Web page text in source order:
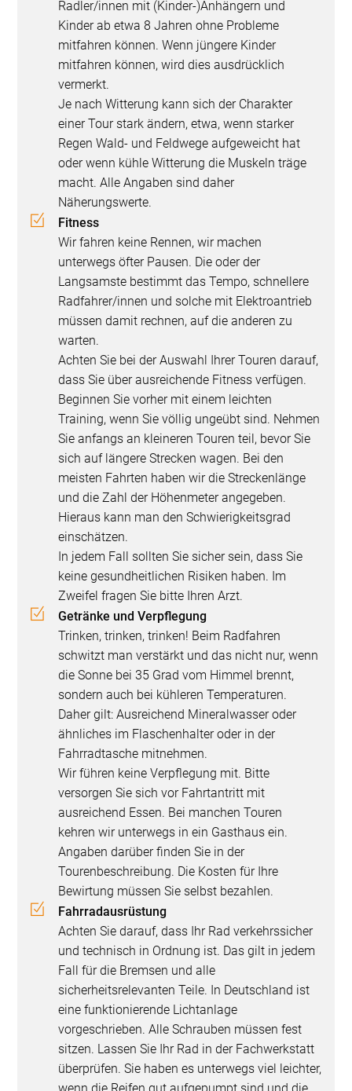
Radler/innen mit (Kinder-)Anhängern und
Kinder ab etwa 8 Jahren ohne Probleme
mitfahren können. Wenn jüngere Kinder
mitfahren können, wird dies ausdrücklich
vermerkt.
Je nach Witterung kann sich der Charakter
einer Tour stark ändern, etwa, wenn starker
Regen Wald- und Feldwege aufgeweicht hat
oder wenn kühle Witterung die Muskeln träge
macht. Alle Angaben sind daher
Näherungswerte.
Fitness
Wir fahren keine Rennen, wir machen
unterwegs öfter Pausen. Die oder der
Langsamste bestimmt das Tempo, schnellere
Radfahrer/innen und solche mit Elektroantrieb
müssen damit rechnen, auf die anderen zu
warten.
Achten Sie bei der Auswahl Ihrer Touren darauf,
dass Sie über ausreichende Fitness verfügen.
Beginnen Sie vorher mit einem leichten
Training, wenn Sie völlig ungeübt sind. Nehmen
Sie anfangs an kleineren Touren teil, bevor Sie
sich auf längere Strecken wagen. Bei den
meisten Fahrten haben wir die Streckenlänge
und die Zahl der Höhenmeter angegeben.
Hieraus kann man den Schwierigkeitsgrad
einschätzen.
In jedem Fall sollten Sie sicher sein, dass Sie
keine gesundheitlichen Risiken haben. Im
Zweifel fragen Sie bitte Ihren Arzt.
Getränke und Verpflegung
Trinken, trinken, trinken! Beim Radfahren
schwitzt man verstärkt und das nicht nur, wenn
die Sonne bei 35 Grad vom Himmel brennt,
sondern auch bei kühleren Temperaturen.
Daher gilt: Ausreichend Mineralwasser oder
ähnliches im Flaschenhalter oder in der
Fahrradtasche mitnehmen.
Wir führen keine Verpflegung mit. Bitte
versorgen Sie sich vor Fahrtantritt mit
ausreichend Essen. Bei manchen Touren
kehren wir unterwegs in ein Gasthaus ein.
Angaben darüber finden Sie in der
Tourenbeschreibung. Die Kosten für Ihre
Bewirtung müssen Sie selbst bezahlen.
Fahrradausrüstung
Achten Sie darauf, dass Ihr Rad verkehrssicher
und technisch in Ordnung ist. Das gilt in jedem
Fall für die Bremsen und alle
sicherheitsrelevanten Teile. In Deutschland ist
eine funktionierende Lichtanlage
vorgeschrieben. Alle Schrauben müssen fest
sitzen. Lassen Sie Ihr Rad in der Fachwerkstatt
überprüfen. Sie haben es unterwegs viel leichter,